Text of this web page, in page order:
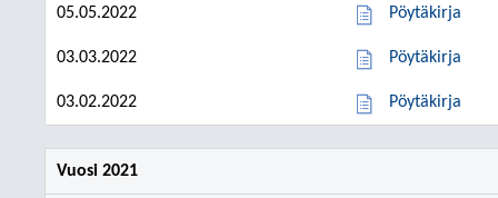
05.05.2022 Pöytäkirja
03.03.2022 Pöytäkirja
03.02.2022 Pöytäkirja
Vuosi 2021